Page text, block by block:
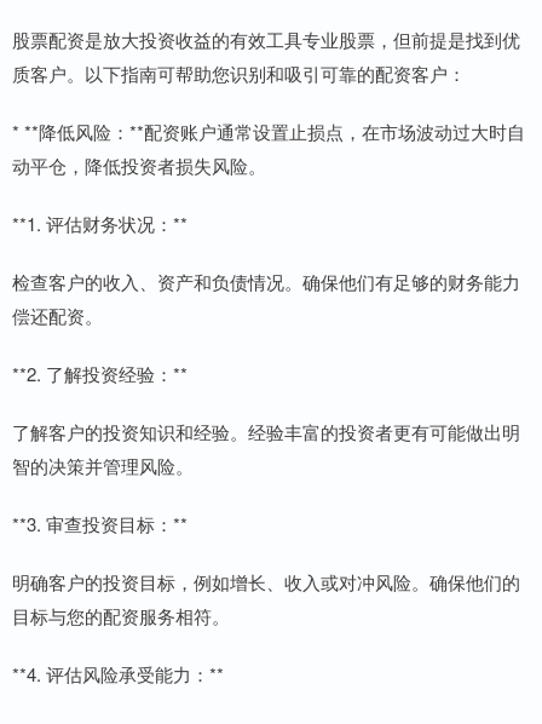
股票配资是放大投资收益的有效工具专业股票，但前提是找到优
质客户。以下指南可帮助您识别和吸引可靠的配资客户：
* **降低风险：**配资账户通常设置止损点，在市场波动过大时自
动平仓，降低投资者损失风险。
**1. 评估财务状况：**
检查客户的收入、资产和负债情况。确保他们有足够的财务能力
偿还配资。
**2. 了解投资经验：**
了解客户的投资知识和经验。经验丰富的投资者更有可能做出明
智的决策并管理风险。
**3. 审查投资目标：**
明确客户的投资目标，例如增长、收入或对冲风险。确保他们的
目标与您的配资服务相符。
**4. 评估风险承受能力：**